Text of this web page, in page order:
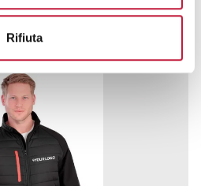
Rifiuta